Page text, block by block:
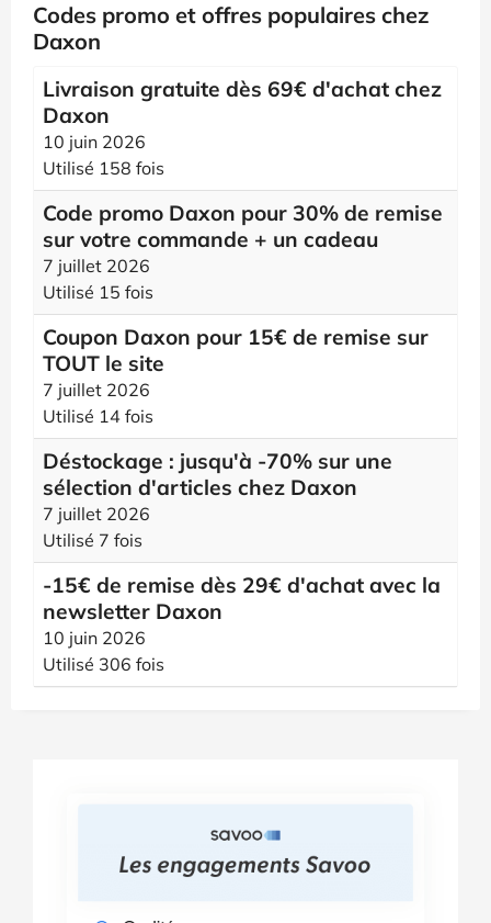
Codes promo et offres populaires chez
Daxon
Livraison gratuite dès 69€ d'achat chez
Daxon
10 juin 2026
Utilisé 158 fois
Code promo Daxon pour 30% de remise
sur votre commande + un cadeau
7 juillet 2026
Utilisé 15 fois
Coupon Daxon pour 15€ de remise sur
TOUT le site
7 juillet 2026
Utilisé 14 fois
Déstockage : jusqu'à -70% sur une
sélection d'articles chez Daxon
7 juillet 2026
Utilisé 7 fois
-15€ de remise dès 29€ d'achat avec la
newsletter Daxon
10 juin 2026
Utilisé 306 fois